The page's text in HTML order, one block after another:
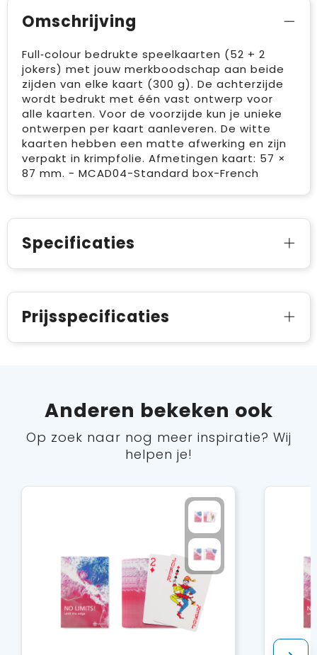
Omschrijving
Full‑colour bedrukte speelkaarten (52 + 2
jokers) met jouw merkboodschap aan beide
zijden van elke kaart (300 g). De achterzijde
wordt bedrukt met één vast ontwerp voor
alle kaarten. Voor de voorzijde kun je unieke
ontwerpen per kaart aanleveren. De witte
kaarten hebben een matte afwerking en zijn
verpakt in krimpfolie. Afmetingen kaart: 57 ×
87 mm. - MCAD04-Standard box-French
Specificaties
Prijsspecificaties
Anderen bekeken ook
Op zoek naar nog meer inspiratie? Wij
helpen je!